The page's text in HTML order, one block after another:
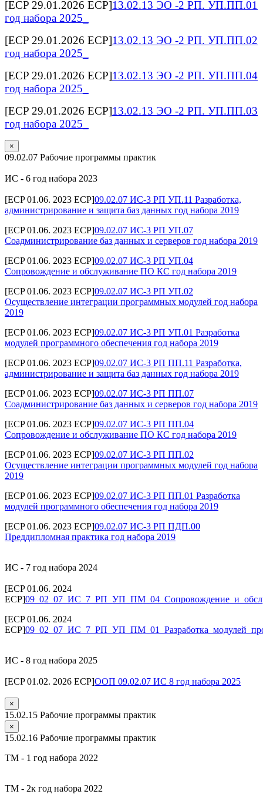
[ECP 29.01.2026 ECP]13.02.13 ЭО -2 РП. УП.ПП.01
год набора 2025_
[ECP 29.01.2026 ECP]13.02.13 ЭО -2 РП. УП.ПП.02
год набора 2025_
[ECP 29.01.2026 ECP]13.02.13 ЭО -2 РП. УП.ПП.04
год набора 2025_
[ECP 29.01.2026 ECP]13.02.13 ЭО -2 РП. УП.ПП.03
год набора 2025_
×
09.02.07 Рабочие программы практик
ИС - 6 год набора 2023
[ECP 01.06. 2023 ECP]09.02.07 ИС-3 РП УП.11 Разработка,
администрирование и защита баз данных год набора 2019
[ECP 01.06. 2023 ECP]09.02.07 ИС-3 РП УП.07
Соадминистрирование баз данных и серверов год набора 2019
[ECP 01.06. 2023 ECP]09.02.07 ИС-3 РП УП.04
Сопровождение и обслуживание ПО КС год набора 2019
[ECP 01.06. 2023 ECP]09.02.07 ИС-3 РП УП.02
Осуществление интеграции программных модулей год набора
2019
[ECP 01.06. 2023 ECP]09.02.07 ИС-3 РП УП.01 Разработка
модулей программного обеспечения год набора 2019
[ECP 01.06. 2023 ECP]09.02.07 ИС-3 РП ПП.11 Разработка,
администрирование и защита баз данных год набора 2019
[ECP 01.06. 2023 ECP]09.02.07 ИС-3 РП ПП.07
Соадминистрирование баз данных и серверов год набора 2019
[ECP 01.06. 2023 ECP]09.02.07 ИС-3 РП ПП.04
Сопровождение и обслуживание ПО КС год набора 2019
[ECP 01.06. 2023 ECP]09.02.07 ИС-3 РП ПП.02
Осуществление интеграции программных модулей год набора
2019
[ECP 01.06. 2023 ECP]09.02.07 ИС-3 РП ПП.01 Разработка
модулей программного обеспечения год набора 2019
[ECP 01.06. 2023 ECP]09.02.07 ИС-3 РП ПДП.00
Преддипломная практика год набора 2019
ИС - 7 год набора 2024
[ECP 01.06. 2024
ECP]
[ECP 01.06. 2024
ECP]
ИС - 8 год набора 2025
[ECP 01.02. 2026 ECP]ООП 09.02.07 ИС 8 год набора 2025
×
15.02.15 Рабочие программы практик
×
15.02.16 Рабочие программы практик
ТМ - 1 год набора 2022
ТМ - 2к год набора 2022